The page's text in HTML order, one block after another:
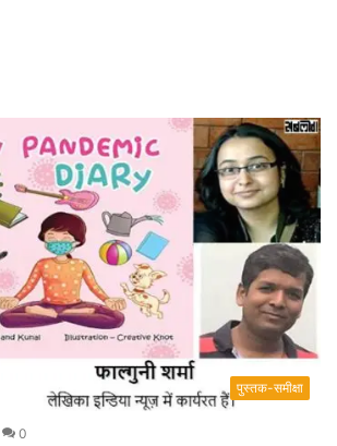
पुस्तक-समीक्षा
0